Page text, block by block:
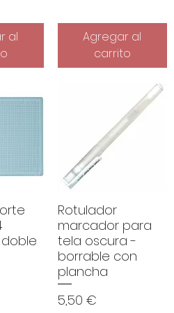
al
0
s
Agregar al
carrito
Rotulador
marcador para
tela oscura -
borrable con
plancha
Precio
5,50 €